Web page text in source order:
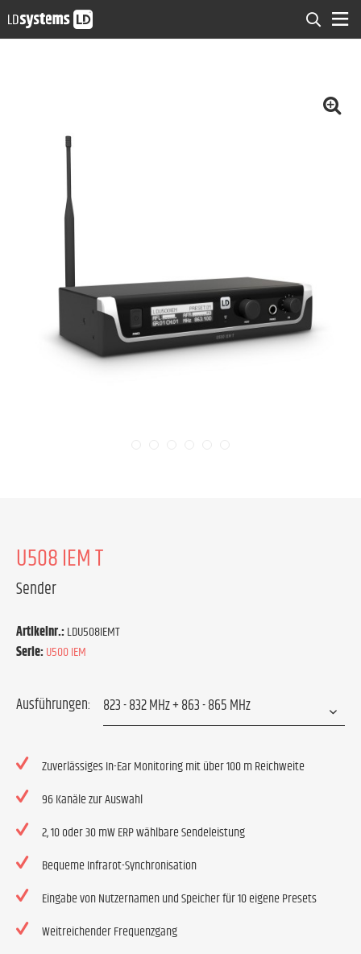
U508 IEM T
Sender
Artikelnr.:LDU508IEMT
Serie:U500 IEM
Ausführungen:
Zuverlässiges In-Ear Monitoring mit über 100 m Reichweite
96 Kanäle zur Auswahl
2, 10 oder 30 mW ERP wählbare Sendeleistung
Bequeme Infrarot-Synchronisation
Eingabe von Nutzernamen und Speicher für 10 eigene Presets
Weitreichender Frequenzgang